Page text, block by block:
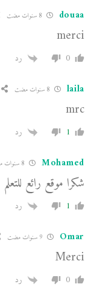
douaa
merci
0 رد
laila
mrc
1 رد
Mohamed
شكرا موقع رائع للتعلم
1 رد
Omar
Merci
0 رد